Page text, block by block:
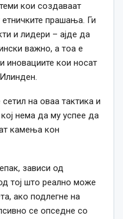
кои создаваат
етничките прашања. Ги
и лидери – ајде да
важно, а тоа е
иновациите кои носат
на оваа тактика и
нема да му успее да
камења кон
зависи од
тој што реално може
ако подлегне на
се опседне со